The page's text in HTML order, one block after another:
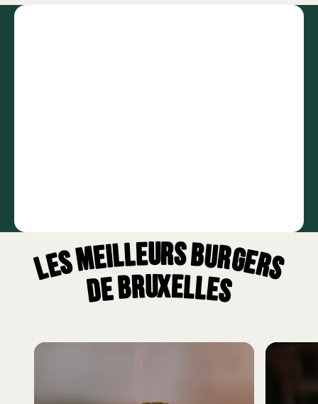
Les Meilleurs Burgers
de Bruxelles